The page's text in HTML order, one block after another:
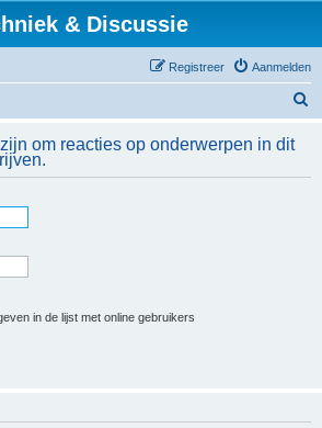
& Discussie
Aanmelden
Registreer
k
om reacties op onderwerpen in dit
in de lijst met online gebruikers